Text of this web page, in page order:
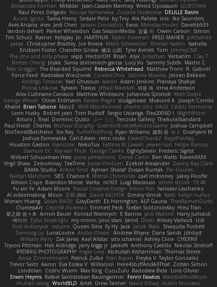
Alexandra Forman MrIsklar Jean-Cassien Marmey Weird Oposssum LIUBOYAN
Raul Perez Delgado Kazuya Yamanaka Zuzana Hudecova DELILLE Basile
Acura .Ignite Tasha Henry Sedale Pelle by Tiny Ale Pašeta nile Ike Saunders
Aves Arcana inex Jedi Chen Jaxson Crookston Ewos Miroslav Hudec Davebb933
landon dehart Parker Wheeldon Gas SessionMedia 정율 이 Owen Carson
Simon
Tim Schulz Ratner KelsyJay Jo HARTHUR Taylor Freeman FRED MAHER prfctwhite
yataa
Christopher Bradley Joe Rivera Malte Schweitzer Roman Kaelin
Isabella
Erickson Foster Chandler Griese 修汰 山田 Tyler Avirett Tom JimmyCNX
The one and only phase sepp HectorOH Brian Alyx Jonathan Verbatim Clay T
Reiten Cheng Joykk Sonia domenech garcia Lucy Vu Sammy Sidefx Martin C
Mac Greggor The Bearded Squirrel Rebecca Whitehead Matthew Tronc R Gabirél
Force Feed Radosław Wieczorek CineArtOhio Sabrina Munley Jeroen Bekkers
Rodrigo Terrazas Yael Ghusoun Aaron Adam Jenkins Pranaya Shakya
Polina Leskova Sylvain Traxus Jehad Maddah 재윤 옥 Irma Andersson
Alex Cullinane-Carrasco Matthew Whiteacre Johannes Sjöstedt Matt Dalpé
George Wheat Oliver Erdmann Kenan Regez sludgybeast Mukund A Joseph Combs
Khalid Brian Tabone MarzZ Well Misinformed charlie otto HAGI Cédric Vermeirre
Leon Husky Robert jean Tom Rudolf Sergio Uscanga Flex2006D !
NightWriter
Arturo J. Real Dominic Qusto ぶー うじ Tenzide Gallery TheAuraStandard
Paul Friedl Charles Michael Dunphy GremlinBrokeMyVideoGame Joshua Campbell
NotTerrellBatchelor Xie Ray TurtleTheThing Ryan Williams 政則 谷 w z
Dushyant M
Joshua Esmeralda Carl-Edwin retro rocks EasedChunk2 RayePixlrKay
Houston Gaston Danizoar NekoTux Fattma Al Lawati yewen sun Felipe Ramos
Slamuel EC Key van Thull George Clarke EightySeven Frederic Sigrist
Wilbert Schuurman Hess yuna yamamoto Derek Carlin Ben Watts RavenXXXX
Virgil Shaw Zeikomiray TeaTime Jonas Printzen Ezekiel Alexander Danny Ray Clark
BAMA Studio Anton Smit Ayman Sharaf Dusan Runtak Per Gouras
Kaitlyn Matchem
SBS Chance K Mistral Chronicles cael mckinney Jakey Floofle
Allison Cope Brandon Morse Vanta ns103 Luigi Macaluso simen stroek 19:48
Yu xin Ye Adam Moore Pascal Creative Design Kelvin Yim Yaroslav Leschenko
AI videomaking Moon 正和 綱嶋 David KALFON Dmitry Vinnik Katti keilyn nuñez
Wenxin Huang Sarah BADJI GrayDarth Eli Herrington ALP Gauna ThatRamenDude
CluelessArt Cергей Лозенко Emmett Peck Stefan Scotzniovsky Hieu Tran
新之助 佐々木 Armin Bauer Konrad Wantrych E Barrios Jack Malone Harry Jumaidi
에이지
Eylül Solakoğlu my moon, your stars Jarod Dinki Alexey Vaitvud
Udi
Yurii Antonyuk
estuine Queen Sitra Fy Hy Jack Jacob Mars Shaquita Puckett
Danning Lu LunaLoutre Andre Olivier Andrew Rhyne Dane Sands Jdnbyd
William Parry Zak Jarvis Axel Allstar vito schaniel Ashley Cline CHERRII
Tryvon Pittman Heli Aldridge jerry biggs jr JakkeN Anthony Castillo Nikolai Strelioff
RYDBRG PHOTOGRAPHY Yogev Levy Abdullah Alshammari Thomas Steele
Alicia Zimmermann Patrick Zulke Fran Aspen Freyka V Taylor Gonzalez
Trevor Seitz Aaron Eva Eoska V Williscool Here4StuffAndAllThat Zoltán Simon
Londolan
Cedric Wurm Max King CucuZulu Radosław Bela
Loris Olivier
Erwin Heyms Rafael Santisteban Baumgartner Fenrir Fawkes MaddieMooMoon
shuhao wang WorldBLD Artet Drew Tanner Navid Eshaq Aubin Nicoleau